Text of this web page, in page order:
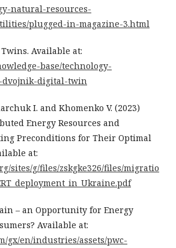
natural-resources-
plugged-in-magazine-3.html
Available at:
base/technology-
dvojnik-digital-twin
I. and Khomenko V. (2023)
Energy Resources and
Preconditions for Their Optimal
at:
sites/g/files/zskgke326/files/migratio
– an Opportunity for Energy
Available at:
gx/en/industries/assets/pwc-